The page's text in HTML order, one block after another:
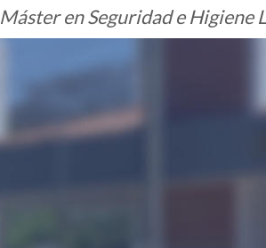
Máster en Seguridad e Higiene